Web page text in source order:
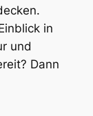
in
und
Dann